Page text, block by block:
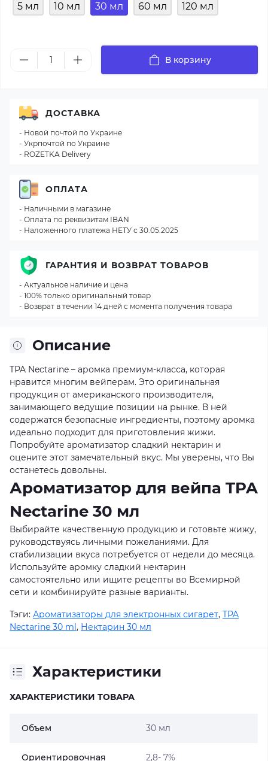
5 мл
10 мл 30 мл 60 мл 120 мл
В корзину
Описание
TPA Nectarine – аромка премиум-класса, которая
нравится многим вейперам. Это оригинальная
продукция от американского производителя,
занимающего ведущие позиции на рынке. В ней
содержатся безопасные ингредиенты, поэтому аромка
идеально подходит для приготовления жижи.
Попробуйте ароматизатор сладкий нектарин и
оцените этот замечательный вкус. Мы уверены, что Вы
останетесь довольны.
Ароматизатор для вейпа TPA
Nectarine 30 мл
Выбирайте качественную продукцию и готовьте жижу,
руководствуясь личными пожеланиями. Для
стабилизации вкуса потребуется от недели до месяца.
Используйте аромку сладкий нектарин
самостоятельно или ищите рецепты во Всемирной
сети и комбинируйте разные варианты.
Тэги: Ароматизаторы для электронных сигарет, TPA
Nectarine 30 ml, Нектарин 30 мл
Характеристики
ХАРАКТЕРИСТИКИ ТОВАРА
Объем 30 мл
Ориентировочная 2,8- 7%
ДОСТАВКА
- Новой почтой по Украине
- Укрпочтой по Украине
- ROZETKA Delivery
ОПЛАТА
- Наличными в магазине
- Оплата по реквизитам IBAN
- Наложенного платежа НЕТУ с 30.05.2025
ГАРАНТИЯ И ВОЗВРАТ ТОВАРОВ
- Актуальное наличие и цена
- 100% только оригинальный товар
- Возврат в течении 14 дней с момента получения товара